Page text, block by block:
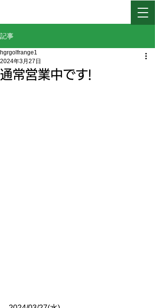
記事
通常営業中です!
hgrgolfrange1
2024年3月27日